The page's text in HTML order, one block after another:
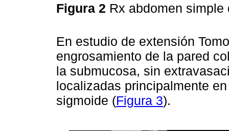
Figura 2 Rx abdomen
En estudio de extensión
engrosamiento de la pared
la submucosa, sin
localizadas principalmente
sigmoide (Figura 3).